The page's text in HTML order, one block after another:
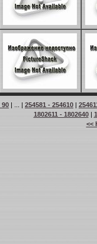
90 | ... | 254581 - 254610 |
1802611 - 1802640|
<<